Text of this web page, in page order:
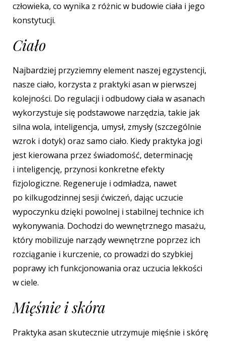
człowieka, co wynika z różnic w budowie ciała i jego
konstytucji.
Ciało
Najbardziej przyziemny element naszej egzystencji,
nasze ciało, korzysta z praktyki asan w pierwszej
kolejności. Do regulacji i odbudowy ciała w asanach
wykorzystuje się podstawowe narzędzia, takie jak
silna wola, inteligencja, umysł, zmysły (szczególnie
wzrok i dotyk) oraz samo ciało. Kiedy praktyka jogi
jest kierowana przez świadomość, determinację
i inteligencję, przynosi konkretne efekty
fizjologiczne. Regeneruje i odmładza, nawet
po kilkugodzinnej sesji ćwiczeń, dając uczucie
wypoczynku dzięki powolnej i stabilnej technice ich
wykonywania. Dochodzi do wewnętrznego masażu,
który mobilizuje narządy wewnętrzne poprzez ich
rozciąganie i kurczenie, co prowadzi do szybkiej
poprawy ich funkcjonowania oraz uczucia lekkości
w ciele.
Mięśnie i skóra
Praktyka asan skutecznie utrzymuje mięśnie i skórę